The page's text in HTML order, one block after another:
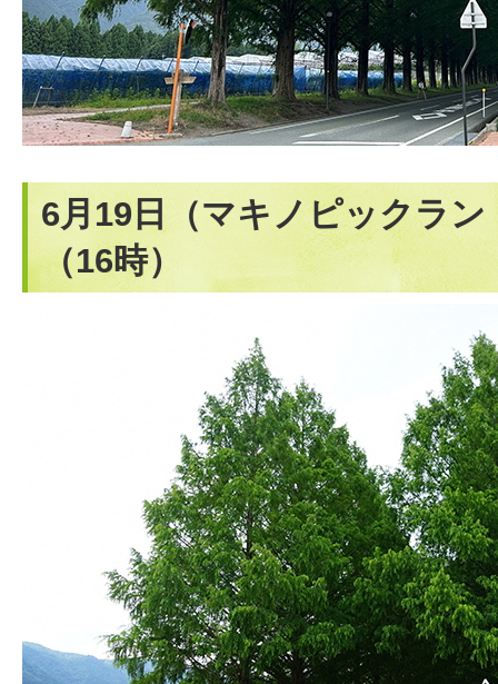
6月19日（マキノピックラ
（16時）